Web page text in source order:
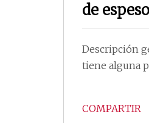
de
Descripción
tiene alguna
COMPARTIR